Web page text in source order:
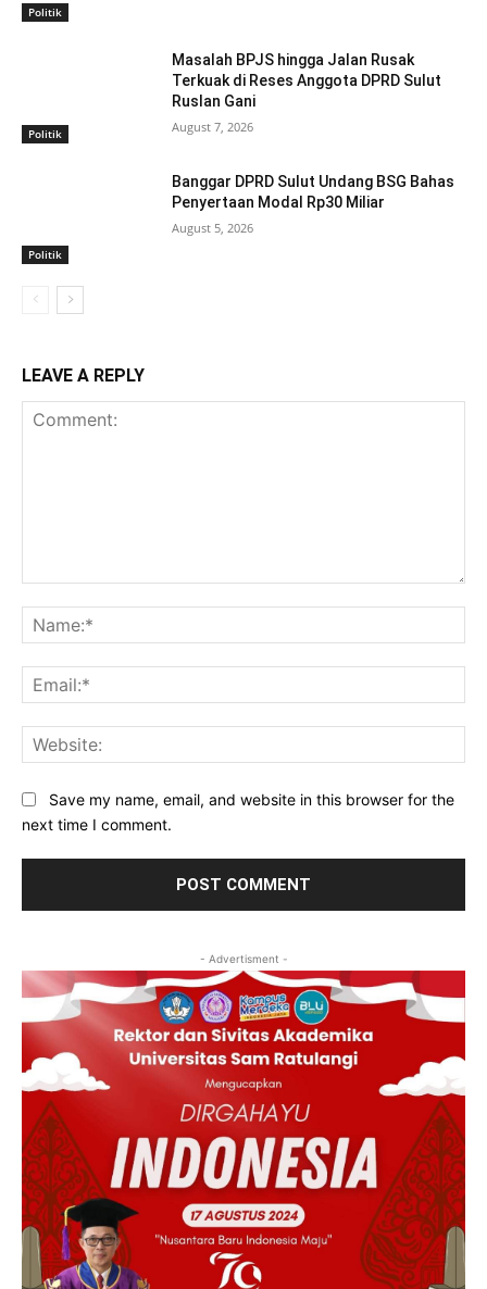
Politik
Politik
Masalah BPJS hingga Jalan Rusak
Terkuak di Reses Anggota DPRD Sulut
Ruslan Gani
August 7, 2026
Politik
Banggar DPRD Sulut Undang BSG Bahas
Penyertaan Modal Rp30 Miliar
August 5, 2026
LEAVE A REPLY
Save my name, email, and website in this browser for the
next time I comment.
- Advertisment -